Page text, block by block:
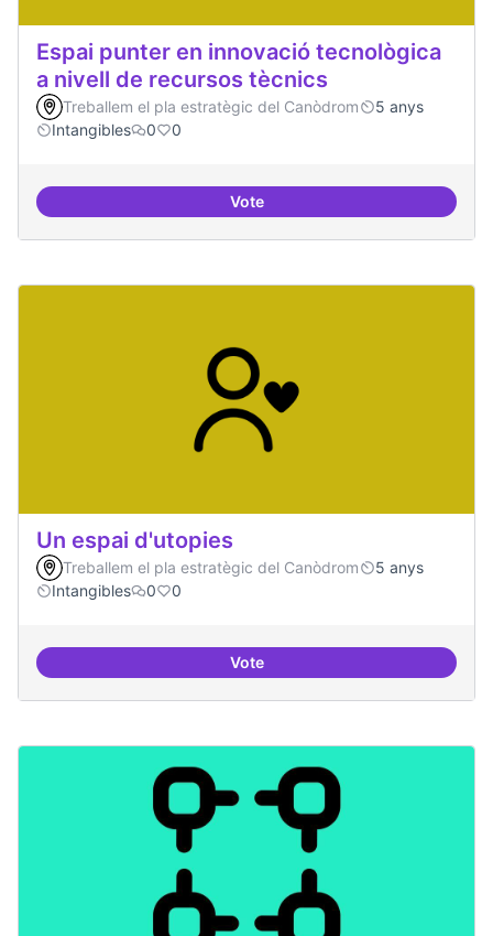
Espai punter en innovació tecnològica
a nivell de recursos tècnics
Treballem el pla estratègic del Canòdrom
5 anys
Intangibles
0 0
VoteEspai punter en innovació
Un espai d'utopies
Treballem el pla estratègic del Canòdrom
5 anys
Intangibles
0 0
VoteUn espai d'utopies